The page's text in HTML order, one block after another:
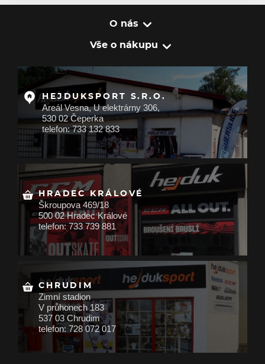
O nás
Vše o nákupu
HEJDUKSPORT S.R.O.
Areál Vesna, U elektrárny 306,
530 02 Čeperka
telefon: 733 132 833
HRADEC KRÁLOVÉ
Škroupova 469/18
500 02 Hradec Králové
telefon: 733 739 881
CHRUDIM
Zimní stadion
V průhonech 183
537 03 Chrudim
telefon: 728 072 017